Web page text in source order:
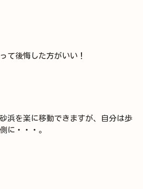
て後悔した方がいい！
浜を楽に移動できますが、自分は歩
に・・・。